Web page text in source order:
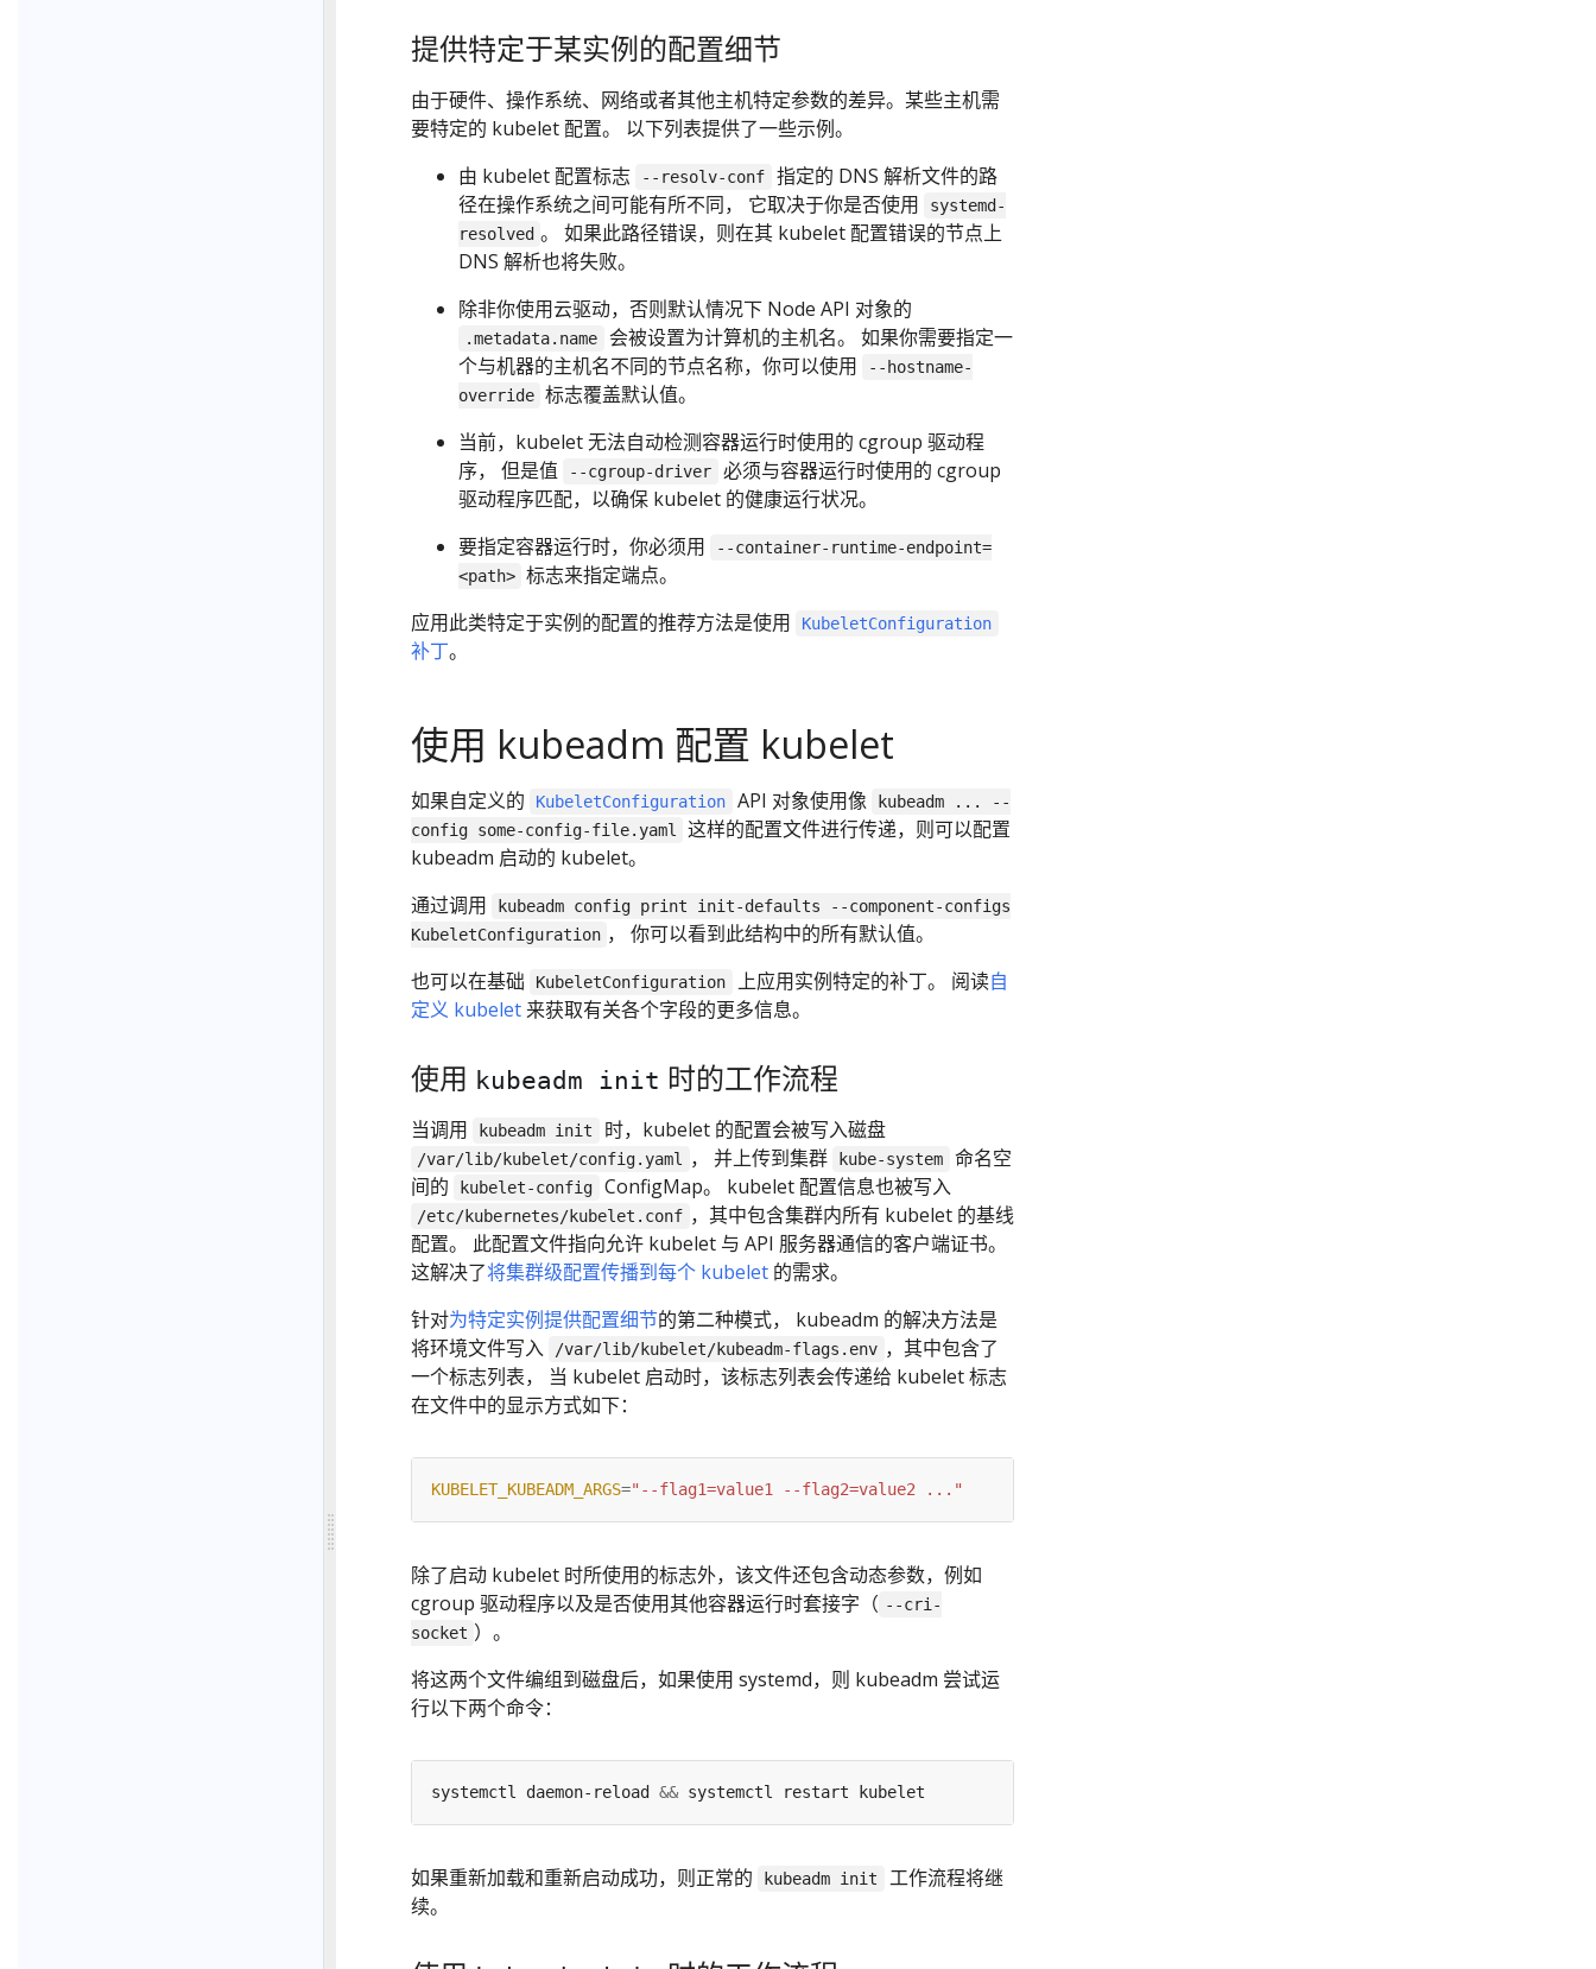
提供特定于某实例的配置细节
由于硬件、操作系统、网络或者其他主机特定参数的差异。某些主机需
要特定的 kubelet 配置。 以下列表提供了一些示例。
由 kubelet 配置标志
--resolv-conf
指定的 DNS 解析文件的路
径在操作系统之间可能有所不同， 它取决于你是否使用
systemd-
resolved 。 如果此路径错误，则在其 kubelet 配置错误的节点上
DNS 解析也将失败。
除非你使用云驱动，否则默认情况下 Node API 对象的
.metadata.name
会被设置为计算机的主机名。 如果你需要指定一
个与机器的主机名不同的节点名称，你可以使用
--hostname-
override 标志覆盖默认值。
当前，kubelet 无法自动检测容器运行时使用的 cgroup 驱动程
序， 但是值
--cgroup-driver
必须与容器运行时使用的 cgroup
驱动程序匹配，以确保 kubelet 的健康运行状况。
要指定容器运行时，你必须用
--container-runtime-endpoint=
<path> 标志来指定端点。
应用此类特定于实例的配置的推荐方法是使用
KubeletConfiguration
补丁。
使用 kubeadm 配置 kubelet
如果自定义的 KubeletConfiguration API 对象使用像
kubeadm ... --
config some-config-file.yaml
这样的配置文件进行传递，则可以配置
kubeadm 启动的 kubelet。
通过调用
kubeadm config print init-defaults --component-configs
KubeletConfiguration ， 你可以看到此结构中的所有默认值。
也可以在基础
KubeletConfiguration 上应用实例特定的补丁。 阅读自
定义 kubelet来获取有关各个字段的更多信息。
使用 kubeadm init 时的工作流程
当调用 kubeadm init 时，kubelet 的配置会被写入磁盘
/var/lib/kubelet/config.yaml ， 并上传到集群 kube-system
命名空
间的
kubelet-config ConfigMap。 kubelet 配置信息也被写入
/etc/kubernetes/kubelet.conf ，其中包含集群内所有 kubelet 的基线
配置。 此配置文件指向允许 kubelet 与 API 服务器通信的客户端证书。
这解决了将集群级配置传播到每个 kubelet的需求。
针对为特定实例提供配置细节的第二种模式， kubeadm 的解决方法是
将环境文件写入
/var/lib/kubelet/kubeadm-flags.env ，其中包含了
一个标志列表， 当 kubelet 启动时，该标志列表会传递给 kubelet 标志
在文件中的显示方式如下：
KUBELET_KUBEADM_ARGS="--flag1=value1 --flag2=value2 ..."
除了启动 kubelet 时所使用的标志外，该文件还包含动态参数，例如
cgroup 驱动程序以及是否使用其他容器运行时套接字（ --cri-
socket ）。
将这两个文件编组到磁盘后，如果使用 systemd，则 kubeadm 尝试运
行以下两个命令：
systemctl daemon-reload &&
如果重新加载和重新启动成功，则正常的 kubeadm init
工作流程将继
续。